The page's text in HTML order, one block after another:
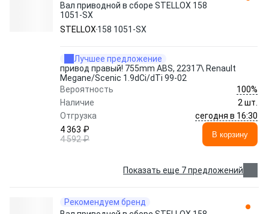
Вал приводной в сборе STELLOX 158
1051-SX
STELLOX 158 1051-SX
Лучшее предложение
привод правый! 755mm ABS, 22317\ Renault
Megane/Scenic 1.9dCi/dTi 99-02
Вероятность
100%
Наличие
2 шт.
Отгрузка
сегодня в 16:30
4 363 ₽
4 592 ₽
В корзину
Показать еще 7 предложений
Рекомендуем бренд